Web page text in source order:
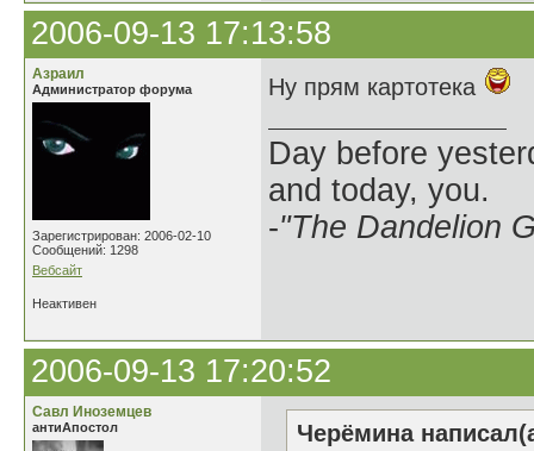
2006-09-13 17:13:58
Азраил
Администратор форума
Зарегистрирован: 2006-02-10
Сообщений: 1298
Вебсайт
Ну прям картотека
Day before
and today, you.
-"The Dandelion
Неактивен
2006-09-13 17:20:52
Савл Иноземцев
антиАпостол
Черёмина